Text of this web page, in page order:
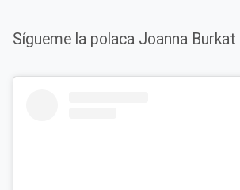
Sígueme la polaca Joanna